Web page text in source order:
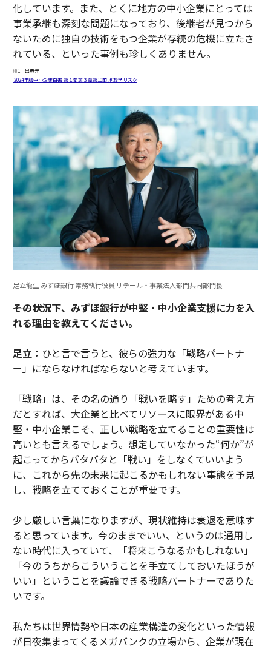
化しています。また、とくに地方の中小企業にとっては
事業承継も深刻な問題になっており、後継者が見つから
ないために独自の技術をもつ企業が存続の危機に立たさ
れている、といった事例も珍しくありません。
※1：出典元
2024年版中小企業白書 第１部第３章第10節 地政学リスク
足立龍生 みずほ銀行 常務執行役員 リテール・事業法人部門共同部門長
――その状況下、みずほ銀行が中堅・中小企業支援に力を入
れる理由を教えてください。
足立： ひと言で言うと、彼らの強力な「戦略パートナ
ー」にならなければならないと考えています。
「戦略」は、その名の通り「戦いを略す」ための考え方
だとすれば、大企業と比べてリソースに限界がある中
堅・中小企業こそ、正しい戦略を立てることの重要性は
高いとも言えるでしょう。想定していなかった“何か”が
起こってからバタバタと「戦い」をしなくていいよう
に、これから先の未来に起こるかもしれない事態を予見
し、戦略を立てておくことが重要です。
少し厳しい言葉になりますが、現状維持は衰退を意味す
ると思っています。今のままでいい、というのは通用し
ない時代に入っていて、「将来こうなるかもしれない」
「今のうちからこういうことを手立てしておいたほうが
いい」ということを議論できる戦略パートナーでありた
いです。
私たちは世界情勢や日本の産業構造の変化といった情報
が日夜集まってくるメガバンクの立場から、企業が現在